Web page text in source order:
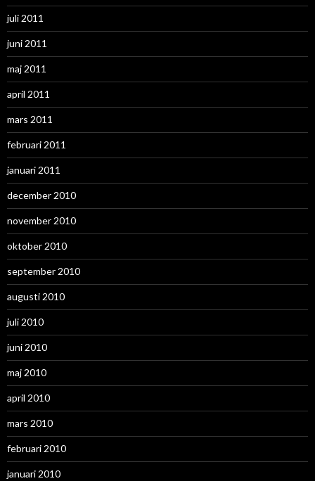
juli 2011
juni 2011
maj 2011
april 2011
mars 2011
februari 2011
januari 2011
december 2010
november 2010
oktober 2010
september 2010
augusti 2010
juli 2010
juni 2010
maj 2010
april 2010
mars 2010
februari 2010
januari 2010